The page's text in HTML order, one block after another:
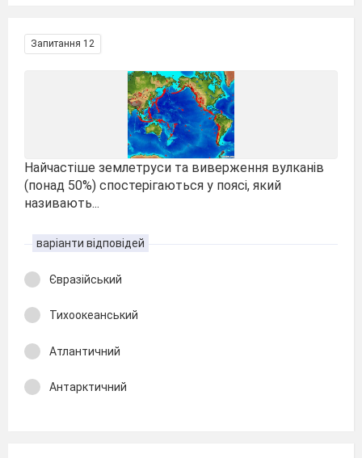
Запитання 12
Найчастіше землетруси та виверження вулканів
(понад 50%) спостерігаються у поясі, який
називають...
варіанти відповідей
Євразійський
Тихоокеанський
Атлантичний
Антарктичний